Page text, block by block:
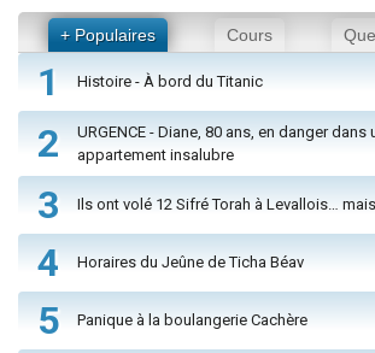
+ Populaires Cours
1 Histoire - À bord du Titanic
2
URGENCE - Diane, 80 ans, en danger dans
appartement insalubre
3 Ils ont volé 12 Sifré Torah à Levallois…
4 Horaires du Jeûne de Ticha Béav
5 Panique à la boulangerie Cachère